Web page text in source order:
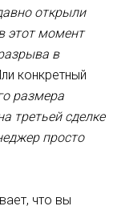
открыли
этот момент
в
конкретный
размера
третьей сделке
просто
что вы